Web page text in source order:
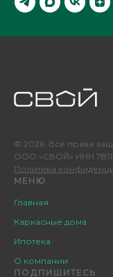
© 2026. Все права
ООО «СВОЙ» ИНН
Политика
МЕНЮ
Главная
Каркасные дома
Ипотека
О компании
ПОДПИШИТЕСЬ